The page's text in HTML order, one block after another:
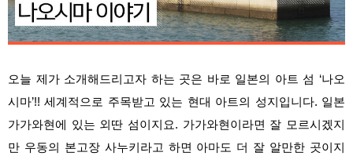
오늘 제가 소개해드리고자 하는 곳은 바로 일본의 아트 섬 ‘나오
시마’!! 세계적으로 주목받고 있는 현대 아트의 성지입니다. 일본
가가와현에 있는 외딴 섬이지요. 가가와현이라면 잘 모르시겠지
만 우동의 본고장 사누키라고 하면 아마도 더 잘 알만한 곳이지